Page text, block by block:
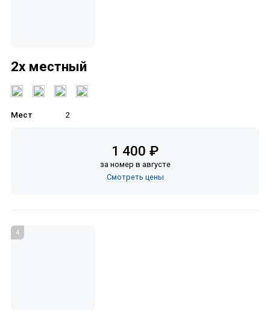
2х местный
Мест 2
1 400 ₽
за номер в августе
Смотреть цены
4